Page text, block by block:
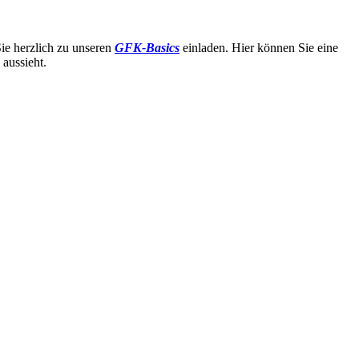
herzlich zu unseren GFK-Basics einladen. Hier können Sie eine